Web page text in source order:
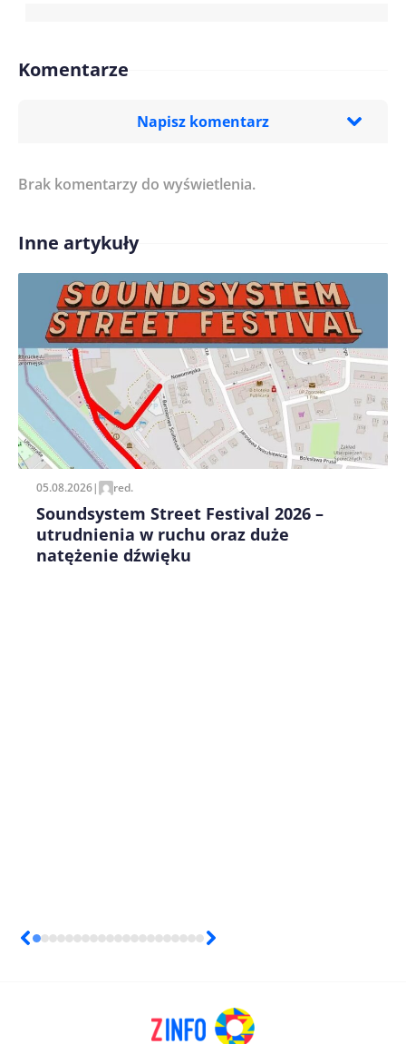
Komentarze
Napisz komentarz
Treść komentarza*
Imię/ Nick*
Zapamiętaj moje dane w tej przeglądarce podczas
pisania kolejnych komentarzy.
Brak komentarzy do wyświetlenia.
Inne artykuły
05.08.2026| red.
Soundsystem Street Festival 2026 –
utrudnienia w ruchu oraz duże
natężenie dźwięku